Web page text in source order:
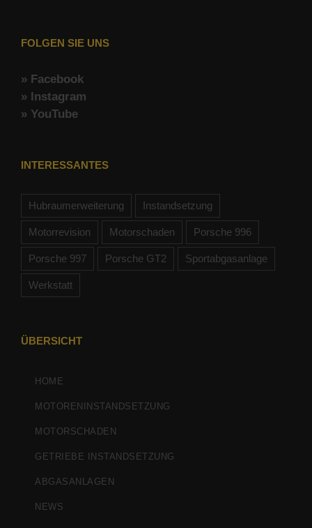
FOLGEN SIE UNS
» Facebook
» Instagram
» YouTube
INTERESSANTES
Hubraumerweiterung Instandsetzung
Motorrevision Motorschaden Porsche 996
Porsche 997 Porsche GT2 Sportabgasanlage
Werkstatt
ÜBERSICHT
HOME
MOTORENINSTANDSETZUNG
MOTORSCHADEN
GETRIEBE INSTANDSETZUNG
ABGASANLAGEN
NEWS